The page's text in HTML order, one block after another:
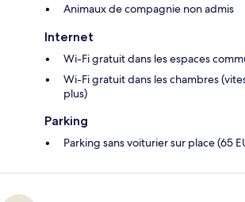
Animaux de compagnie non admis
Internet
Wi-Fi gratuit dans les espaces
Wi-Fi gratuit dans les chambres
plus)
Parking
Parking sans voiturier sur place (65